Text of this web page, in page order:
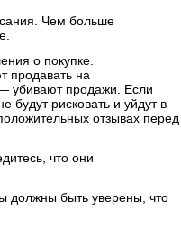
Чем больше
о покупке.
продавать на
убивают продажи. Если
будут рисковать и уйдут в
отзывах перед
что они
должны быть уверены, что